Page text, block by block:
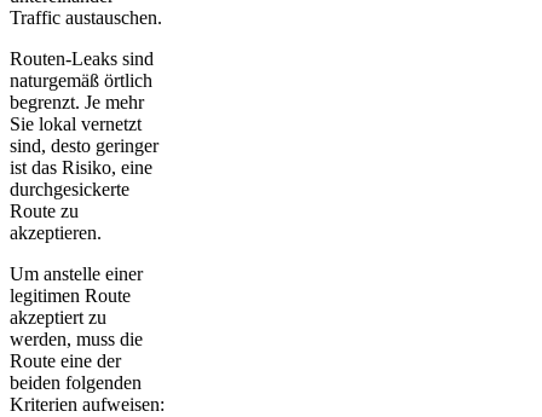
Traffic austauschen.
Routen-Leaks sind
naturgemäß örtlich
begrenzt. Je mehr
Sie lokal vernetzt
sind, desto geringer
ist das Risiko, eine
durchgesickerte
Route zu
akzeptieren.
Um anstelle einer
legitimen Route
akzeptiert zu
werden, muss die
Route eine der
beiden folgenden
Kriterien aufweisen: